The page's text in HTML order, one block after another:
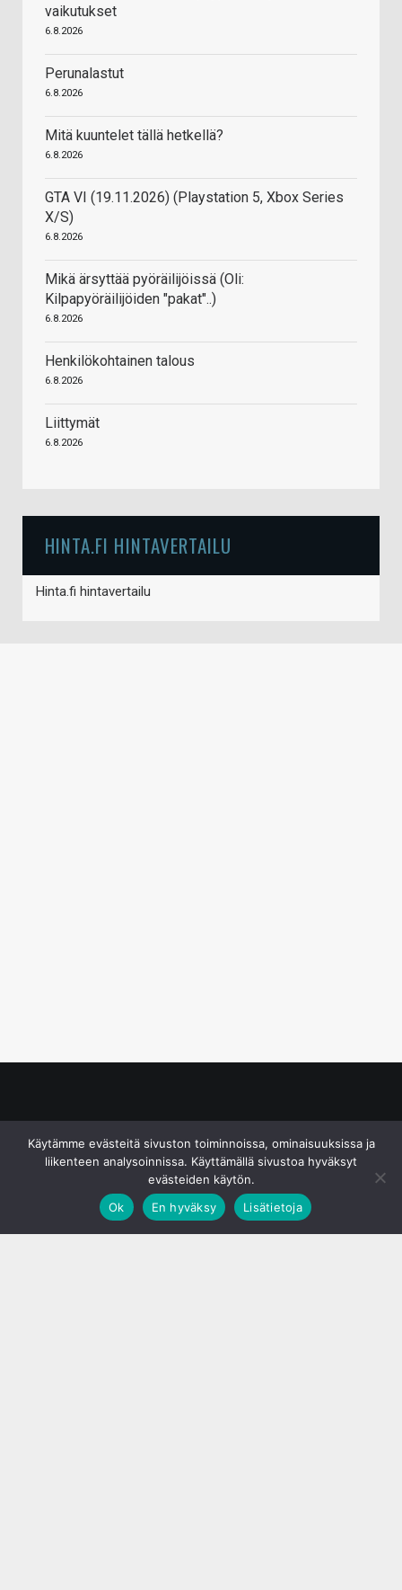
vaikutukset
6.8.2026
Perunalastut
6.8.2026
Mitä kuuntelet tällä hetkellä?
6.8.2026
GTA VI (19.11.2026) (Playstation 5, Xbox Series
X/S)
6.8.2026
Mikä ärsyttää pyöräilijöissä (Oli:
Kilpapyöräilijöiden "pakat"..)
6.8.2026
Henkilökohtainen talous
6.8.2026
Liittymät
6.8.2026
HINTA.FI HINTAVERTAILU
Hinta.fi hintavertailu
Käytämme evästeitä sivuston toiminnoissa, ominaisuuksissa ja
liikenteen analysoinnissa. Käyttämällä sivustoa hyväksyt
evästeiden käytön.
Ok
En hyväksy Lisätietoja